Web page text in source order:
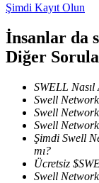
BTR Kilitleme
BTR
Şimdi Kayıt Olun
İnsanlar da
Diğer
SWELL Nasıl
Swell
Swell
Swell
Şimdi Swell
mı?
Ücretsiz
Swell